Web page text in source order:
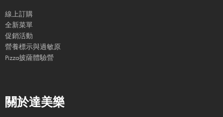
線上訂購
全新菜單
促銷活動
營養標示與過敏原
Pizza披薩體驗營
關於達美樂